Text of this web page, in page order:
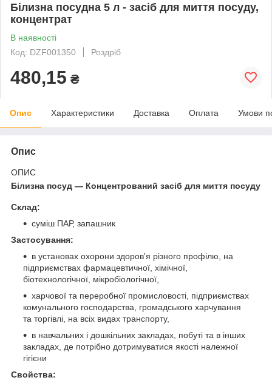
Білизна посудна 5 л - засіб для миття посуду,
концентрат
В наявності
Код: DZF001350
Роздріб
480,15 ₴
Опис Характеристики Доставка Оплата Умови
Опис
ОПИС
Білизна посуд — Концентрований засіб для миття посуду
Склад:
суміш ПАР, запашник
Застосування:
в установах охорони здоров'я різного профілю, на
підприємствах фармацевтичної, хімічної,
біотехнологічної, мікробіологічної,
харчової та переробної промисловості, підприємствах
комунального господарства, громадського харчування
та торгівлі, на всіх видах транспорту,
в навчальних і дошкільних закладах, побуті та в інших
закладах, де потрібно дотримуватися якості належної
гігієни
Свойства: